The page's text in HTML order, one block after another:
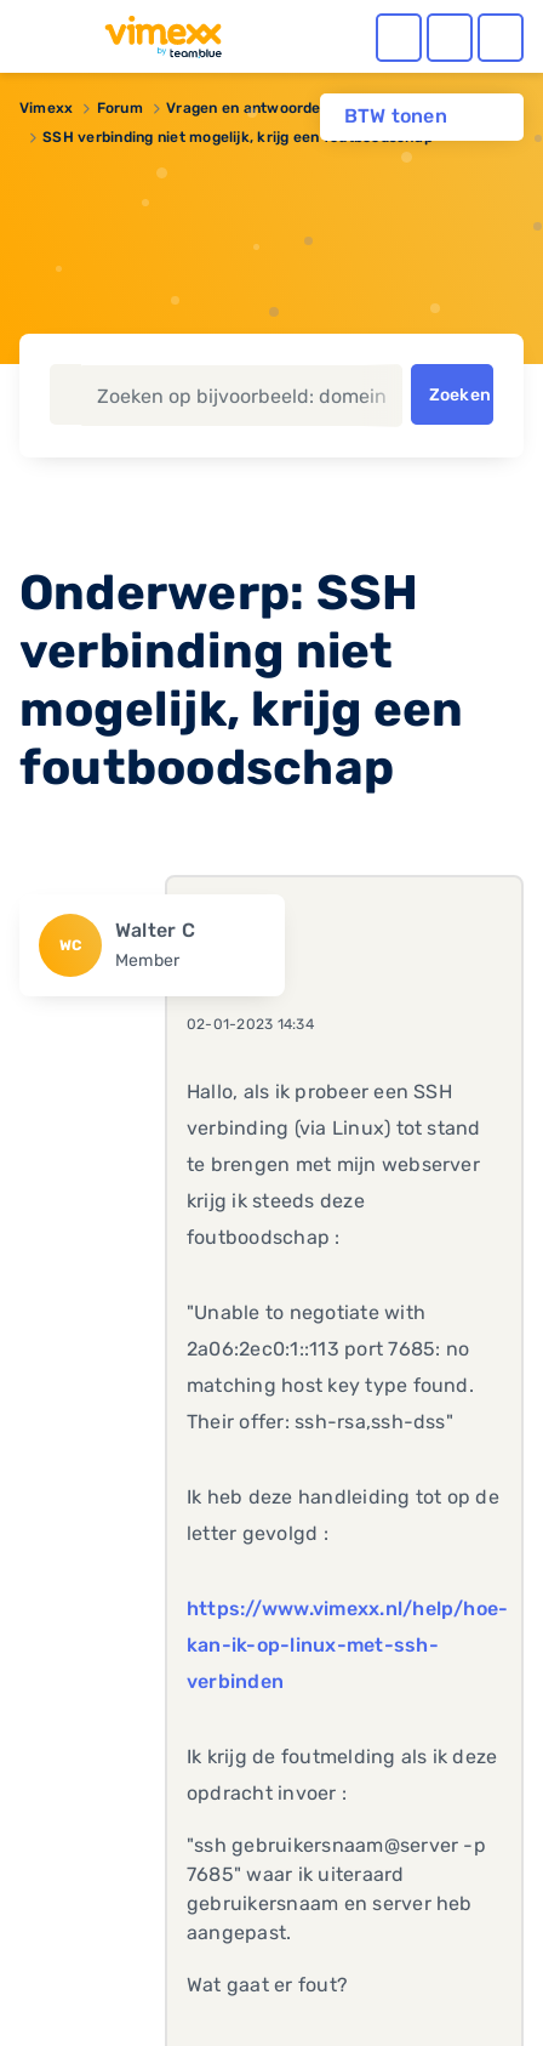
BTW tonen
Vimexx Forum
Vragen en antwoorden
SSH verbinding niet mogelijk, krijg een foutboodschap
Zoeken
Onderwerp: SSH
verbinding niet
mogelijk, krijg een
foutboodschap
WC
Walter C
Member
02-01-2023 14:34
Hallo, als ik probeer een SSH
verbinding (via Linux) tot stand
te brengen met mijn webserver
krijg ik steeds deze
foutboodschap :
"Unable to negotiate with
2a06:2ec0:1::113 port 7685: no
matching host key type found.
Their offer: ssh-rsa,ssh-dss"
Ik heb deze handleiding tot op de
letter gevolgd :
https://www.vimexx.nl/help/hoe-
kan-ik-op-linux-met-ssh-
verbinden
Ik krijg de foutmelding als ik deze
opdracht invoer :
"ssh gebruikersnaam@server -p
7685" waar ik uiteraard
gebruikersnaam en server heb
aangepast.
Wat gaat er fout?